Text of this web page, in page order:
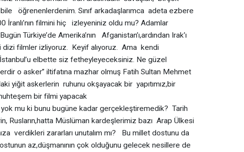
bile öğrenenlerdenim. Sınıf arkadaşlarımca adeta ezbere
İranlı’nın filmini hiç izleyeniniz oldu mu? Adamlar
Türkiye’de Amerika’nın Afganistan’ı,ardından Irak’ı
dizi filmler izliyoruz. Keyif alıyoruz. Ama kendi
elbette siz fetheyleyeceksiniz. Ne güzel
o asker” iltifatına mazhar olmuş Fatih Sultan Mehmet
yiğit askerlerin ruhunu okşayacak bir yapıtımız,bir
bir filmi yapacak
yok mu ki bunu bugüne kadar gerçekleştiremedik? Tarih
Rusların,hatta Müslüman kardeşlerimiz bazı Arap Ülkesi
verdikleri zararları unutalım mı? Bu millet dostunu da
az,düşmanının çok olduğunu gelecek nesillere de